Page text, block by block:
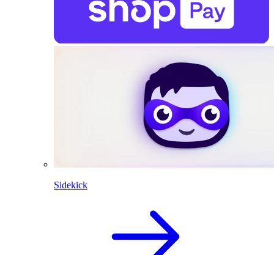
Sidekick